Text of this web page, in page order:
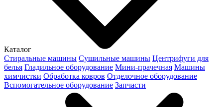
Каталог
Стиральные машины Сушильные машины Центрифуги для
белья Гладильное оборудование Мини-прачечная Машины
химчистки Обработка ковров Отделочное оборудование
Вспомогательное оборудование Запчасти